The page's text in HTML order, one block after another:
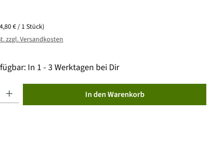
€ / 1 Stück)
zzgl. Versandkosten
In 1 - 3 Werktagen bei Dir
In den Warenkorb